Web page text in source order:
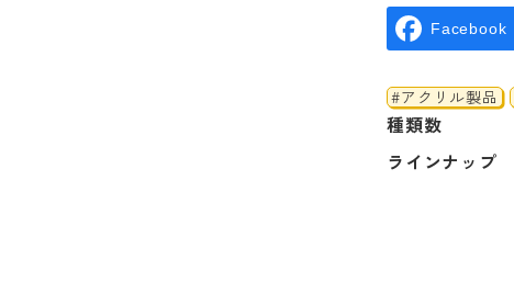
Facebook
#アクリル製品
種類数
ラインナップ